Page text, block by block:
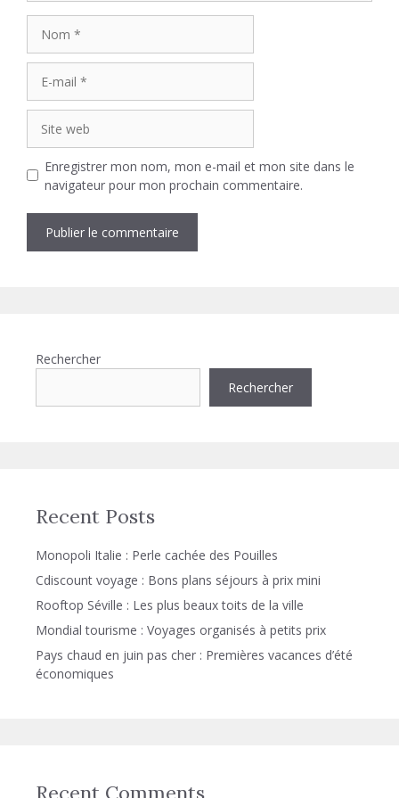
mail
web
Enregistrer mon nom, mon e-mail et mon site dans le
navigateur pour mon prochain commentaire.
Rechercher
Rechercher
Recent Posts
Monopoli Italie : Perle cachée des Pouilles
Cdiscount voyage : Bons plans séjours à prix mini
Rooftop Séville : Les plus beaux toits de la ville
Mondial tourisme : Voyages organisés à petits prix
Pays chaud en juin pas cher : Premières vacances d’été
économiques
Recent Comments